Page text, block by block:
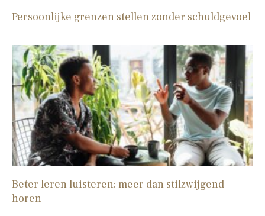
Persoonlijke grenzen stellen zonder schuldgevoel
Beter leren luisteren: meer dan stilzwijgend
horen